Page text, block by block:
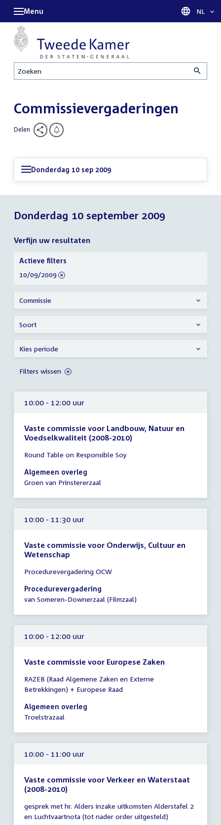
Zoeken
Menu Taal
NL
Commissievergaderingen
Delen
Donderdag 10 sep 2009
Donderdag 10 september 2009
Verfijn uw resultaten
10:00 - 12:00 uur
Vaste commissie voor Landbouw, Natuur en
Voedselkwaliteit (2008-2010)
vergadering
10:00
-
uur
Round Table on Responsible Soy
Algemeen overleg
Groen van Prinstererzaal
10:00 - 11:30 uur
Vaste commissie voor Onderwijs, Cultuur en
Wetenschap
vergadering
10:00
uur
Procedurevergadering OCW
Procedurevergadering
van Someren-Downerzaal (Filmzaal)
10:00 - 12:00 uur
Vaste commissie voor Europese Zaken
vergadering
10:00
-
12:00
RAZEB (Raad Algemene Zaken en Externe
Betrekkingen) + Europese Raad
Algemeen overleg
Troelstrazaal
10:00 - 11:00 uur
Vaste commissie voor Verkeer en Waterstaat
(2008-2010)
vergadering
10:00
gesprek met hr. Alders inzake uitkomsten Alderstafel 2
en Luchtvaartnota (tot nader order uitgesteld)
Verfijn
uw
resultaten
Actieve filters
verwijder
10/09/2009
Commissie
Soort
Kies periode
Filters wissen